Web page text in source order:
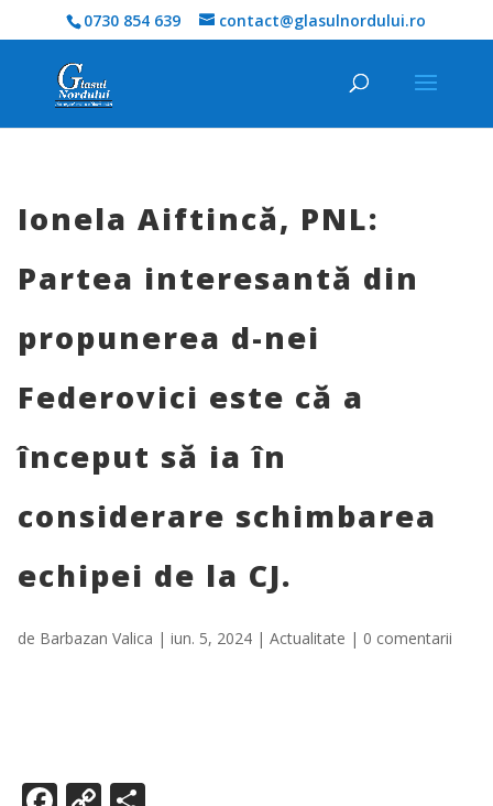
0730 854 639 contact@glasulnordului.ro
Ionela Aiftincă, PNL:
Partea interesantă din
propunerea d-nei
Federovici este că a
început să ia în
considerare schimbarea
echipei de la CJ.
de Barbazan Valica | iun. 5, 2024| Actualitate | 0 comentarii